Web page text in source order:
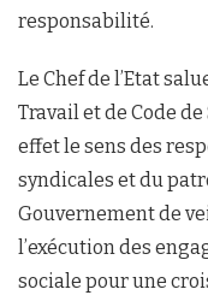
responsabilité.
Le Chef de l’Etat
Travail et de Code
effet le sens des
syndicales et du
Gouvernement de
l’exécution des
sociale pour une